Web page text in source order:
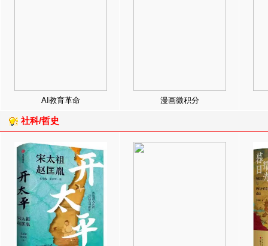
AI教育革命 漫画微积分
社科/哲史